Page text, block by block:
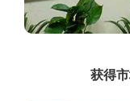
获得